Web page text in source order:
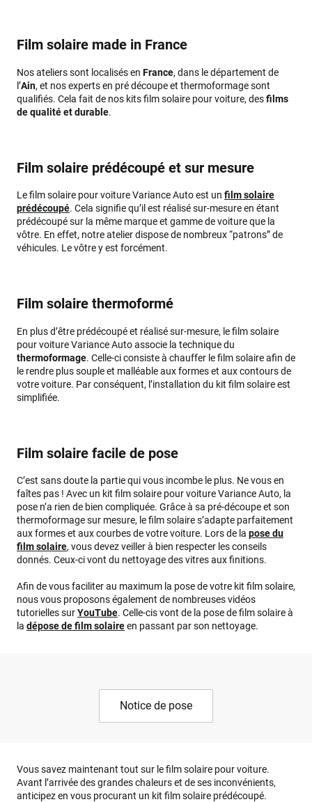
Film solaire made in France
Nos ateliers sont localisés en France, dans le département de
l’Ain, et nos experts en pré découpe et thermoformage sont
qualifiés. Cela fait de nos kits film solaire pour voiture, desfilms
de qualité et durable.
Film solaire prédécoupé et sur mesure
Le film solaire pour voiture Variance Auto est un film solaire
prédécoupé. Cela signifie qu’il est réalisé sur-mesure en étant
prédécoupé sur la même marque et gamme de voiture que la
vôtre. En effet, notre atelier dispose de nombreux “patrons” de
véhicules. Le vôtre y est forcément.
Film solaire thermoformé
En plus d’être prédécoupé et réalisé sur-mesure, le film solaire
pour voiture Variance Auto associe la technique du
thermoformage. Celle-ci consiste à chauffer le film solaire afin de
le rendre plus souple et malléable aux formes et aux contours de
votre voiture. Par conséquent, l’installation du kit film solaire est
simplifiée.
Film solaire facile de pose
C’est sans doute la partie qui vous incombe le plus. Ne vous en
faîtes pas ! Avec un kit film solaire pour voiture Variance Auto, la
pose n’a rien de bien compliquée. Grâce à sa pré-découpe et son
thermoformage sur mesure, le film solaire s’adapte parfaitement
aux formes et aux courbes de votre voiture. Lors de la pose du
film solaire, vous devez veiller à bien respecter les conseils
donnés. Ceux-ci vont du nettoyage des vitres aux finitions.
Afin de vous faciliter au maximum la pose de votre kit film solaire,
nous vous proposons également de nombreuses vidéos
tutorielles surYouTube. Celle-cis vont de la pose de film solaire à
la dépose de film solaireen passant par son nettoyage.
Notice de pose
Vous savez maintenant tout sur le film solaire pour voiture.
Avant l’arrivée des grandes chaleurs et de ses inconvénients,
anticipez en vous procurant un kit film solaire prédécoupé.